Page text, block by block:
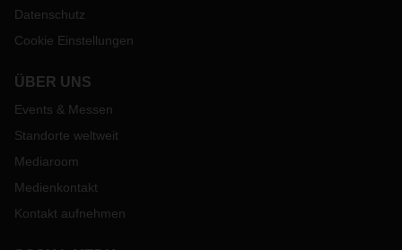
Datenschutz
Cookie Einstellungen
ÜBER UNS
Events & Messen
Standorte weltweit
Mediaroom
Medienkontakt
Kontakt aufnehmen